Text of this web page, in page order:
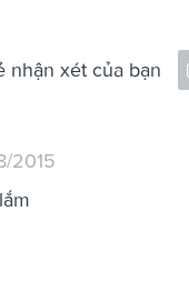
nhận xét của bạn
2015